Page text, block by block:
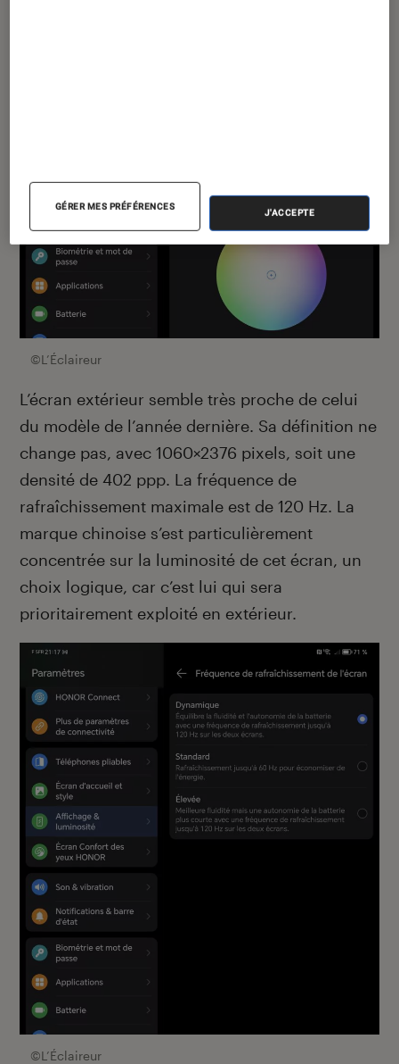
©L’Éclaireur
L’écran extérieur semble très proche de celui
du modèle de l’année dernière. Sa définition ne
change pas, avec 1060×2376 pixels, soit une
densité de 402 ppp. La fréquence de
rafraîchissement maximale est de 120 Hz. La
marque chinoise s’est particulièrement
concentrée sur la luminosité de cet écran, un
choix logique, car c’est lui qui sera
prioritairement exploité en extérieur.
©L’Éclaireur
GÉRER MES PRÉFÉRENCES
J'ACCEPTE